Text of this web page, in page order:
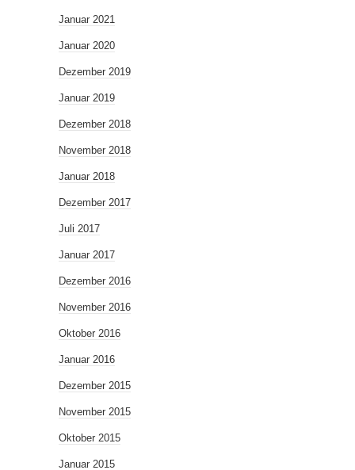
Januar 2021
Januar 2020
Dezember 2019
Januar 2019
Dezember 2018
November 2018
Januar 2018
Dezember 2017
Juli 2017
Januar 2017
Dezember 2016
November 2016
Oktober 2016
Januar 2016
Dezember 2015
November 2015
Oktober 2015
Januar 2015